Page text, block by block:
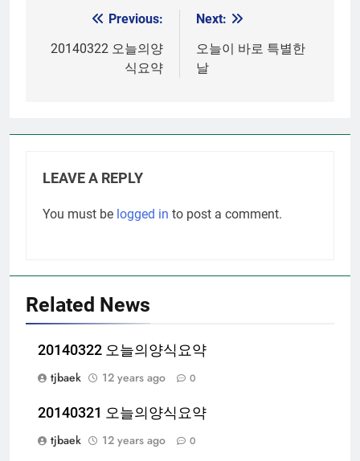
navigation
Previous:
20140322 오늘의양
식요약
Next:
오늘이 바로 특별한
날
LEAVE A REPLY
You must be logged in to post a comment.
Related News
20140322 오늘의양식요약
tjbaek
12 years ago 0
20140321 오늘의양식요약
tjbaek
12 years ago 0